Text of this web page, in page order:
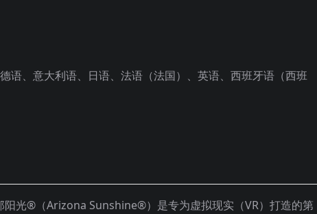
语、意大利语、日语、法语（法国）、英语、西班牙语（西班
阳光®（Arizona Sunshine®）是专为虚拟现实（VR）打造的第